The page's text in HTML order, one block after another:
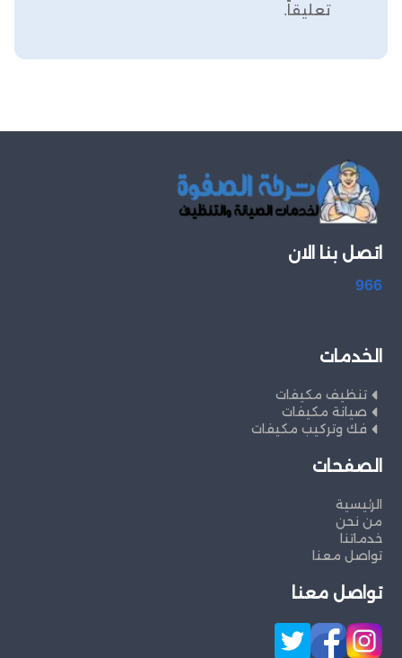
تعليقاً.
اتصل بنا الان
966
الخدمات
تنظيف مكيفات
صيانة مكيفات
فك وتركيب مكيفات
الصفحات
الرئيسية
من نحن
خدماتنا
تواصل معنا
تواصل معنا